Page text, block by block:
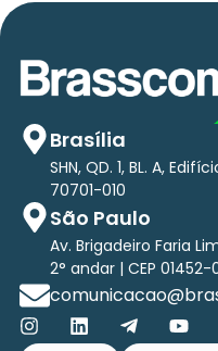
Brasília
SHN, QD. 1, BL. A,
70701-010
São Paulo
Av. Brigadeiro Faria
2° andar | CEP 01452-